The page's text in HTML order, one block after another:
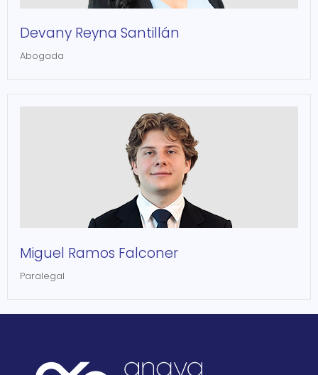
Devany Reyna Santillán
Abogada
Miguel Ramos Falconer
Paralegal